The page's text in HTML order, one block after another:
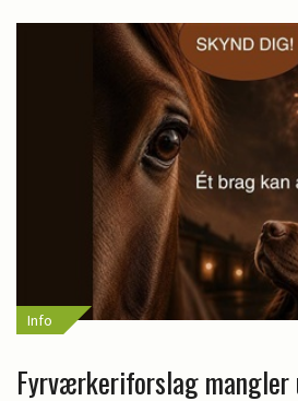
Info
Fyrværkeriforslag